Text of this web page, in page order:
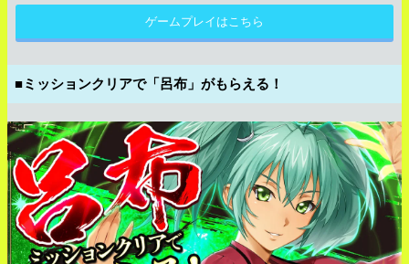
ゲームプレイはこちら
■ミッションクリアで「呂布」がもらえる！